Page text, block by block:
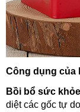
Công dụng của
Bồi bổ sức
diệt các gốc tự